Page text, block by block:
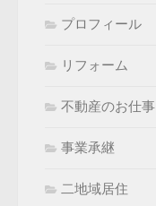
プロフィール
リフォーム
不動産のお仕事
事業承継
二地域居住